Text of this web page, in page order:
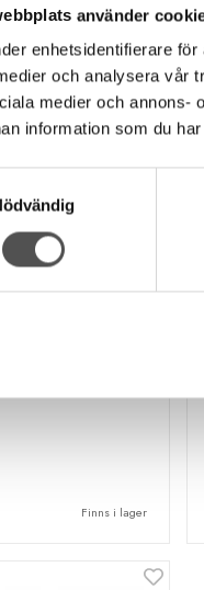
använder
enhetsidentifierare
och analysera vår
medier och annons-
information som du
1278 grön
Finns i lager